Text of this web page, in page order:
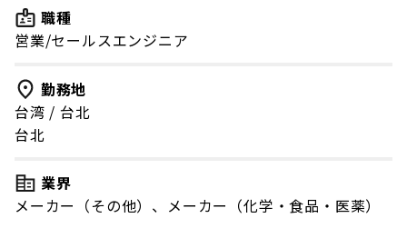
職種
営業/セールスエンジニア
勤務地
台湾 /台北
台北
業界
メーカー（その他）、メーカー（化学・食品・医薬）